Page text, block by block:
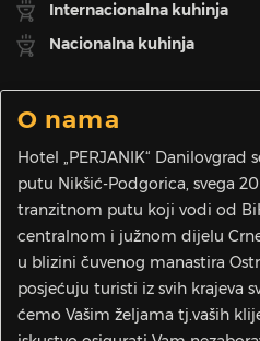
Internacionalna kuhinja
Nacionalna kuhinja
O nama
Hotel „PERJANIK“
putu Nikšić-Podgorica, svega
tranzitnom putu koji vodi od
centralnom i južnom dijelu
u blizini čuvenog manastira
posjećuju turisti iz svih krajeva
ćemo Vašim željama tj.vaših